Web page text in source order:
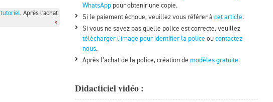
tutoriel. Après l'achat
×
WhatsApppour obtenir une copie.
Si le paiement échoue, veuillez vous référer à cet article.
Si vous ne savez pas quelle police est correcte, veuillez
télécharger l’image pour identifier la police oucontactez-
nous.
Après l’achat de la police, création de modèles gratuite.
Didacticiel vidéo :